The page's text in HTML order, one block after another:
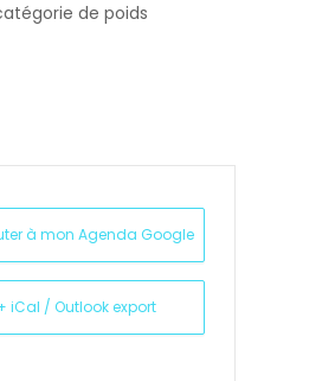
de poids
à mon Agenda Google
iCal / Outlook export